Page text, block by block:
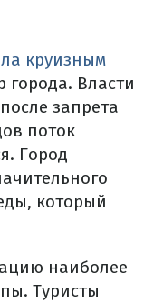
круизным
города. Власти
запрета
поток
Город
который
наиболее
Туристы